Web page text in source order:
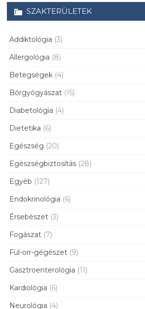
SZAKTERÜLETEK
Addiktológia (3)
Allergológia (8)
Betegségek (4)
Bőrgyógyászat (15)
Diabetológia (4)
Dietetika (6)
Egészség (20)
Egészségbiztosítás (28)
Egyéb (127)
Endokrinológia (6)
Érsebészet (3)
Fogászat (7)
Fül-orr-gégészet (9)
Gasztroenterológia (11)
Kardiológia (6)
Neurológia (4)